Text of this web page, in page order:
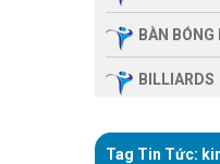
BÀN BÓNG
BILLIARDS
ĐÌNH
Tag Tin Tức: